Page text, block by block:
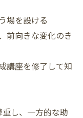
場を設ける
前向きな変化のき
講座を修了して知
し、一方的な助